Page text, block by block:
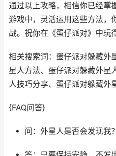
通过以上攻略，相信你已经掌
游戏中，灵活运用这些方法，
战。祝你在《蛋仔派对》中玩
相关搜索词：蛋仔派对躲藏外
星人方法、蛋仔派对躲藏外星
人技巧分享、蛋仔派对躲藏外
{FAQ问答}
问：外星人是否会发现我？